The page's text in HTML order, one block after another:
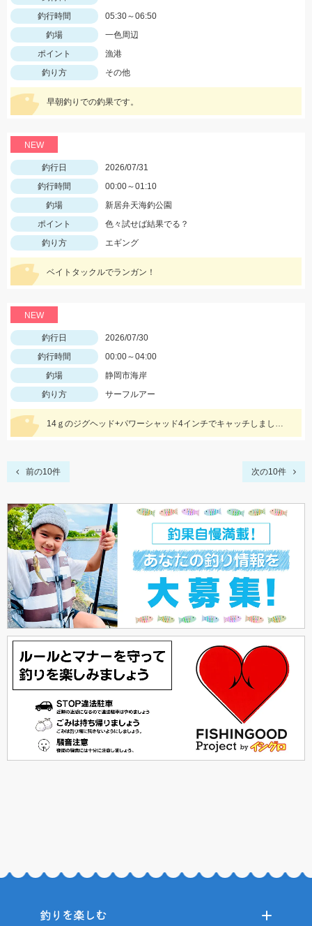
釣行時間
05:30～06:50
釣場
一色周辺
ポイント
漁港
釣り方
その他
早朝釣りでの釣果です。
NEW
釣行日
2026/07/31
釣行時間
00:00～01:10
釣場
新居弁天海釣公園
ポイント
色々試せば結果でる？
釣り方
エギング
ベイトタックルでランガン！
NEW
釣行日
2026/07/30
釣行時間
00:00～04:00
釣場
静岡市海岸
釣り方
サーフルアー
14ｇのジグヘッド+パワーシャッド4インチでキャッチしました。 夏のサーフタチウオゲームはこれからですね！
前の10件 次の10件
釣りを楽しむ